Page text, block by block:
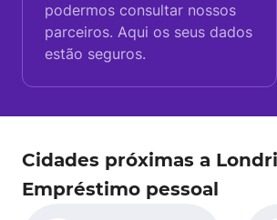
podermos consultar nossos
parceiros. Aqui os seus dados
estão seguros.
Cidades próximas a
Empréstimo pessoal